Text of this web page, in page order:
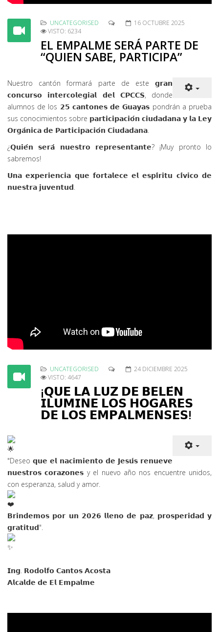
UNCATEGORISED
16 OCTUBRE 2025
VISTO: 6234
EL EMPALME SERÁ PARTE DE
“QUIEN SABE, PARTICIPA”
Nuestro cantón formará parte de este 𝗴𝗿𝗮𝗻
𝗰𝗼𝗻𝗰𝘂𝗿𝘀𝗼 𝗶𝗻𝘁𝗲𝗿𝗰𝗼𝗹𝗲𝗴𝗶𝗮𝗹 𝗱𝗲𝗹 𝗖𝗣𝗖𝗖𝗦, donde
alumnos de los 𝟮𝟱 𝗰𝗮𝗻𝘁𝗼𝗻𝗲𝘀 𝗱𝗲 𝗚𝘂𝗮𝘆𝗮𝘀 pondrán a prueba
sus conocimientos sobre 𝗽𝗮𝗿𝘁𝗶𝗰𝗶𝗽𝗮𝗰𝗶𝗼́𝗻 𝗰𝗶𝘂𝗱𝗮𝗱𝗮𝗻𝗮 𝘆 𝗹𝗮 𝗟𝗲𝘆
𝗢𝗿𝗴𝗮́𝗻𝗶𝗰𝗮 𝗱𝗲 𝗣𝗮𝗿𝘁𝗶𝗰𝗶𝗽𝗮𝗰𝗶𝗼́𝗻 𝗖𝗶𝘂𝗱𝗮𝗱𝗮𝗻𝗮.
¿𝗤𝘂𝗶𝗲́𝗻 𝘀𝗲𝗿𝗮́ 𝗻𝘂𝗲𝘀𝘁𝗿𝗼 𝗿𝗲𝗽𝗿𝗲𝘀𝗲𝗻𝘁𝗮𝗻𝘁𝗲? ¡Muy pronto lo
sabremos!
𝗨𝗻𝗮 𝗲𝘅𝗽𝗲𝗿𝗶𝗲𝗻𝗰𝗶𝗮 𝗾𝘂𝗲 𝗳𝗼𝗿𝘁𝗮𝗹𝗲𝗰𝗲 𝗲𝗹 𝗲𝘀𝗽𝗶́𝗿𝗶𝘁𝘂 𝗰𝗶́𝘃𝗶𝗰𝗼 𝗱𝗲
𝗻𝘂𝗲𝘀𝘁𝗿𝗮 𝗷𝘂𝘃𝗲𝗻𝘁𝘂𝗱.
UNCATEGORISED
24 DICIEMBRE 2025
VISTO: 4647
¡𝗤𝗨𝗘 𝗟𝗔 𝗟𝗨𝗭 𝗗𝗘 𝗕𝗘𝗟𝗘́𝗡
𝗜𝗟𝗨𝗠𝗜𝗡𝗘 𝗟𝗢𝗦 𝗛𝗢𝗚𝗔𝗥𝗘𝗦
𝗗𝗘 𝗟𝗢𝗦 𝗘𝗠𝗣𝗔𝗟𝗠𝗘𝗡𝗦𝗘𝗦!
"Deseo 𝗾𝘂𝗲 𝗲𝗹 𝗻𝗮𝗰𝗶𝗺𝗶𝗲𝗻𝘁𝗼 𝗱𝗲 𝗝𝗲𝘀𝘂́𝘀 𝗿𝗲𝗻𝘂𝗲𝘃𝗲
𝗻𝘂𝗲𝘀𝘁𝗿𝗼𝘀 𝗰𝗼𝗿𝗮𝘇𝗼𝗻𝗲𝘀 y el nuevo año nos encuentre unidos,
con esperanza, salud y amor.
𝗕𝗿𝗶𝗻𝗱𝗲𝗺𝗼𝘀 𝗽𝗼𝗿 𝘂𝗻 𝟮𝟬𝟮𝟲 𝗹𝗹𝗲𝗻𝗼 𝗱𝗲 𝗽𝗮𝘇, 𝗽𝗿𝗼𝘀𝗽𝗲𝗿𝗶𝗱𝗮𝗱 𝘆
𝗴𝗿𝗮𝘁𝗶𝘁𝘂𝗱".
𝗜𝗻𝗴. 𝗥𝗼𝗱𝗼𝗹𝗳𝗼 𝗖𝗮𝗻𝘁𝗼𝘀 𝗔𝗰𝗼𝘀𝘁𝗮
𝗔𝗹𝗰𝗮𝗹𝗱𝗲 𝗱𝗲 𝗘𝗹 𝗘𝗺𝗽𝗮𝗹𝗺𝗲